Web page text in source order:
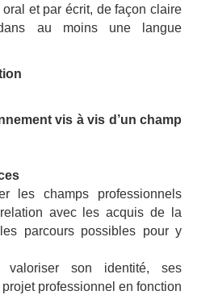
et par écrit, de façon claire
au moins une langue
vis à vis d’un champ
les champs professionnels
avec les acquis de la
parcours possibles pour y
son identité, ses
professionnel en fonction